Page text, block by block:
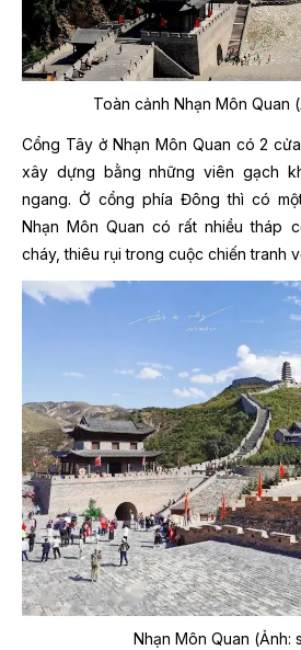
Toàn cảnh Nhạn Môn Quan
Cổng Tây ở Nhạn Môn Quan có 2
xây dựng bằng những viên gạch
ngang. Ở cổng phía Đông thì có
Nhạn Môn Quan có rất nhiều tháp
cháy, thiêu rụi trong cuộc chiến tranh
Nhạn Môn Quan (Ảnh: